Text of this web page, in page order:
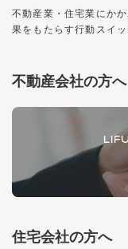
不動産業・住宅業にか
果をもたらす行動スイッ
不動産会社の方へ
住宅会社の方へ